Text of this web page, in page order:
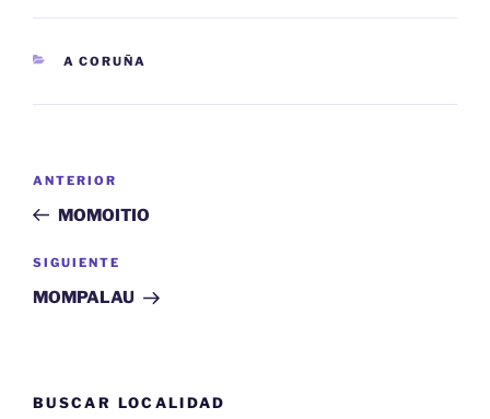
CATEGORÍAS
A CORUÑA
entradas
Entrada
anterior:
ANTERIOR
MOMOITIO
Siguiente
entrada
SIGUIENTE
MOMPALAU
BUSCAR LOCALIDAD